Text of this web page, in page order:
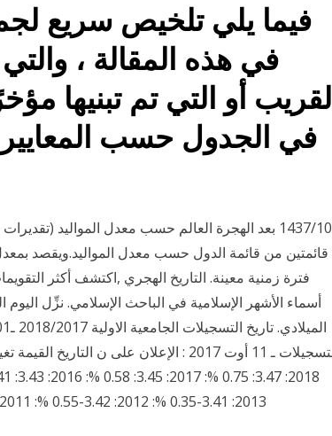
فيما يلي تلخيص سريع
في هذه المقالة ،
القريب أو التي تم تبنيها
في الجدول حسب
2013: 3.41-0.35 %: 2012: 3.42-0.55 %: 2011: 3.44-0.66 %: 2010: 3.46-0.69 %: 2009: 3.49